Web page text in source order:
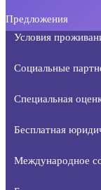
Предложения
Условия
Социальные
Специальная
Бесплатная
Международное